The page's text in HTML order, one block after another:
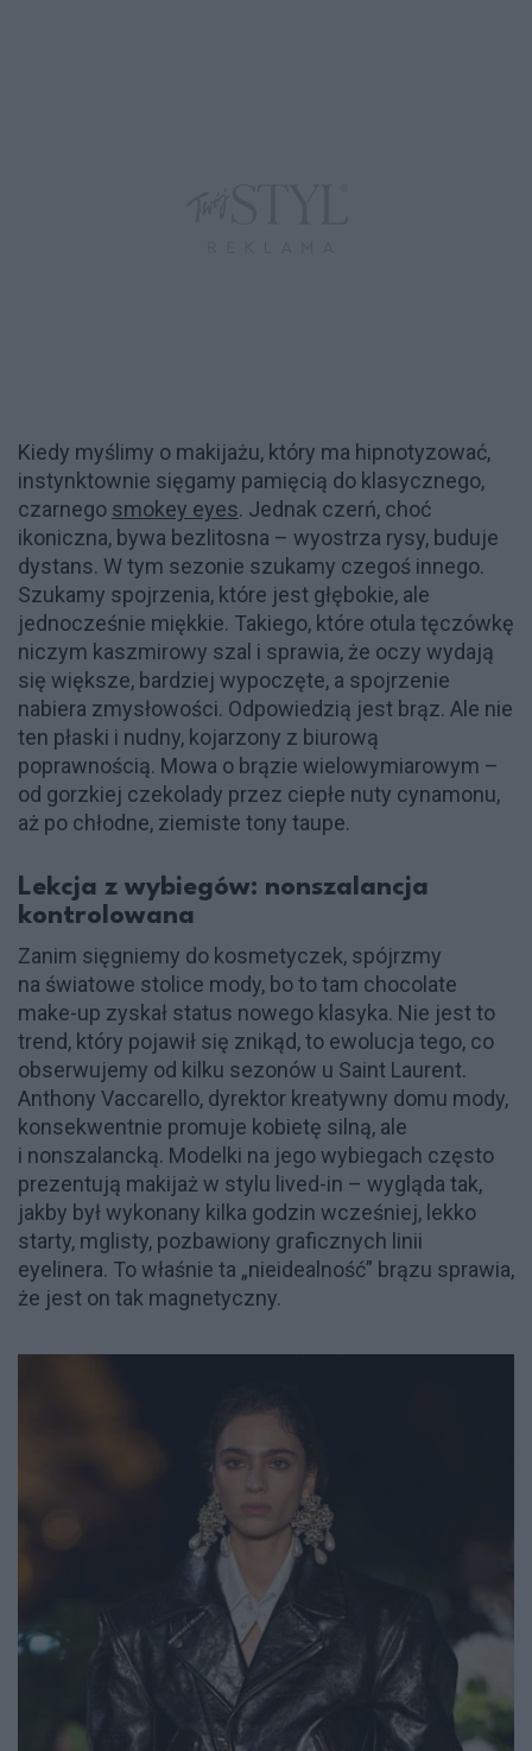
Kiedy myślimy o makijażu, który ma hipnotyzować,
instynktownie sięgamy pamięcią do klasycznego,
czarnego smokey eyes. Jednak czerń, choć
ikoniczna, bywa bezlitosna – wyostrza rysy, buduje
dystans. W tym sezonie szukamy czegoś innego.
Szukamy spojrzenia, które jest głębokie, ale
jednocześnie miękkie. Takiego, które otula tęczówkę
niczym kaszmirowy szal i sprawia, że oczy wydają
się większe, bardziej wypoczęte, a spojrzenie
nabiera zmysłowości. Odpowiedzią jest brąz. Ale nie
ten płaski i nudny, kojarzony z biurową
poprawnością. Mowa o brązie wielowymiarowym –
od gorzkiej czekolady przez ciepłe nuty cynamonu,
aż po chłodne, ziemiste tony taupe.
Lekcja z wybiegów: nonszalancja
kontrolowana
Zanim sięgniemy do kosmetyczek, spójrzmy
na światowe stolice mody, bo to tam chocolate
make-up zyskał status nowego klasyka. Nie jest to
trend, który pojawił się znikąd, to ewolucja tego, co
obserwujemy od kilku sezonów u Saint Laurent.
Anthony Vaccarello, dyrektor kreatywny domu mody,
konsekwentnie promuje kobietę silną, ale
i nonszalancką. Modelki na jego wybiegach często
prezentują makijaż w stylu lived-in – wygląda tak,
jakby był wykonany kilka godzin wcześniej, lekko
starty, mglisty, pozbawiony graficznych linii
eyelinera. To właśnie ta „nieidealność” brązu sprawia,
że jest on tak magnetyczny.